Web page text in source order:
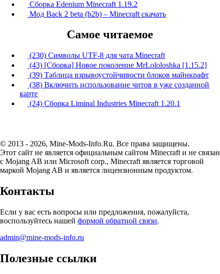
Сборка Edenium Minecraft 1.19.2
Мод Back 2 beta (b2b) – Minecraft скачать
Самое читаемое
(230) Символы UTF-8 для чата Minecraft
(43) [Сборка] Новое поколение MrLololoshka [1.15.2]
(39) Таблица взрывоустойчивости блоков майнкрафт
(38) Включить использование читов в уже созданной
карте
(24) Сборка Liminal Industries Minecraft 1.20.1
© 2013 - 2026, Mine-Mods-Info.Ru. Все права защищены.
Этот сайт не является официальным сайтом Minecraft и не связан
с Mojang AB или Microsoft corp., Minecraft является торговой
маркой Mojang AB и является лицензионным продуктом.
Контакты
Если у вас есть вопросы или предложения, пожалуйста,
воспользуйтесь нашей формой обратной связи.
admin@mine-mods-info.ru
Полезные ссылки